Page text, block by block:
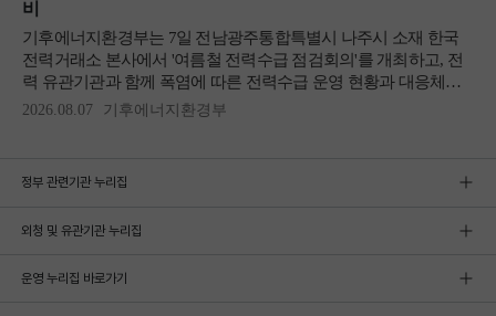
정부 관련기관 누리집
외청 및 유관기관 누리집
운영 누리집 바로가기